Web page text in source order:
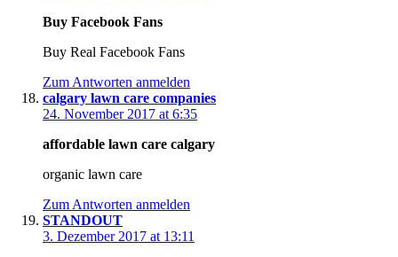
Buy Facebook Fans
Buy Real Facebook Fans
Zum Antworten anmelden
calgary lawn care companies
24. November 2017 at 6:35
affordable lawn care calgary
organic lawn care
Zum Antworten anmelden
STANDOUT
3. Dezember 2017 at 13:11